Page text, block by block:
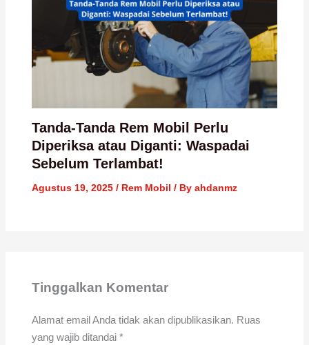
Tanda-Tanda Rem Mobil Perlu
Diperiksa atau Diganti: Waspadai
Sebelum Terlambat!
Agustus 19, 2025 / Rem Mobil / By ahdanmz
Tinggalkan Komentar
Alamat email Anda tidak akan dipublikasikan. Ruas
yang wajib ditandai *